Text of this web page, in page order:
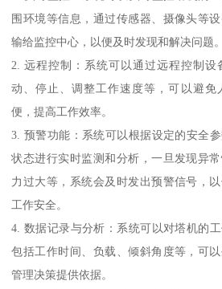
围环境等信息，通过传感器、摄像头等
输给监控中心，以便及时发现和解决问题。
2. 远程控制：系统可以通过远程控制设
动、停止、调整工作速度等，可以避免
便，提高工作效率。
3. 预警功能：系统可以根据设定的安全
状态进行实时监测和分析，一旦发现异
力过大等，系统会及时发出预警信号，
工作安全。
4. 数据记录与分析：系统可以对塔机的
包括工作时间、负载、倾斜角度等，可
管理决策提供依据。